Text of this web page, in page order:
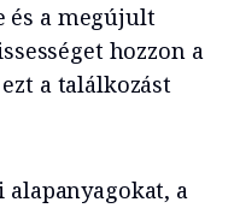
és a megújult
hozzon a
a találkozást
alapanyagokat, a